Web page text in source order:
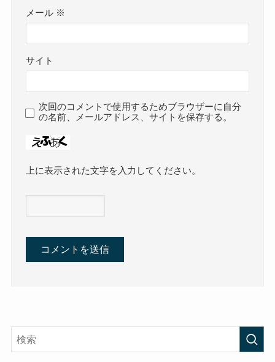
メール ※
サイト
次回のコメントで使用するためブラウザーに自分
の名前、メールアドレス、サイトを保存する。
上に表示された文字を入力してください。